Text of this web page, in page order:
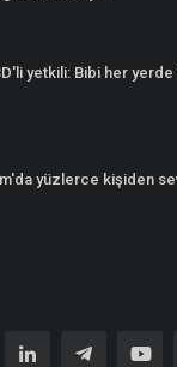
yetkili: Bibi her
yüzlerce kişiden